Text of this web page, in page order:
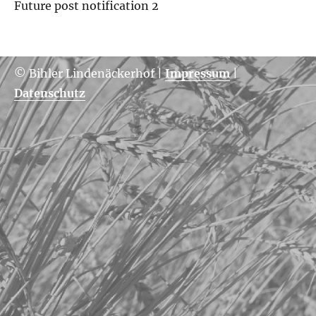
Future post notification 2
© Bihler Lindenäckerhof|Impressum|
Datenschutz